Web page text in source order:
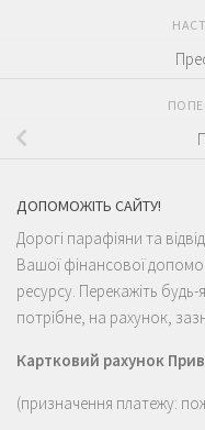
ДОПОМОЖІТЬ САЙТУ!
Дорогі парафіяни та
Вашої фінансової
ресурсу. Перекажіть
потрібне, на рахунок,
Картковий рахунок
(призначення платежу: